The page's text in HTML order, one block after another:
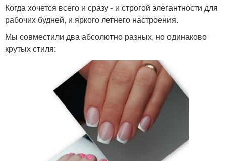
Когда хочется всего и сразу - и строгой элегантности для
рабочих будней, и яркого летнего настроения.
Мы совместили два абсолютно разных, но одинаково
крутых стиля: